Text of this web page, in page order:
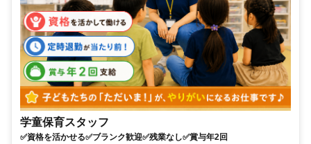
学童保育スタッフ
✅資格を活かせる✅ブランク歓迎✅残業なし✅賞与年2回